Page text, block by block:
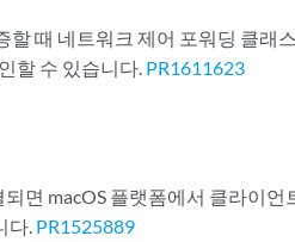
할 때 네트워크 제어 포워딩 클래
할 수 있습니다. PR1611623
면 macOS 플랫폼에서 클라이언
다. PR1525889